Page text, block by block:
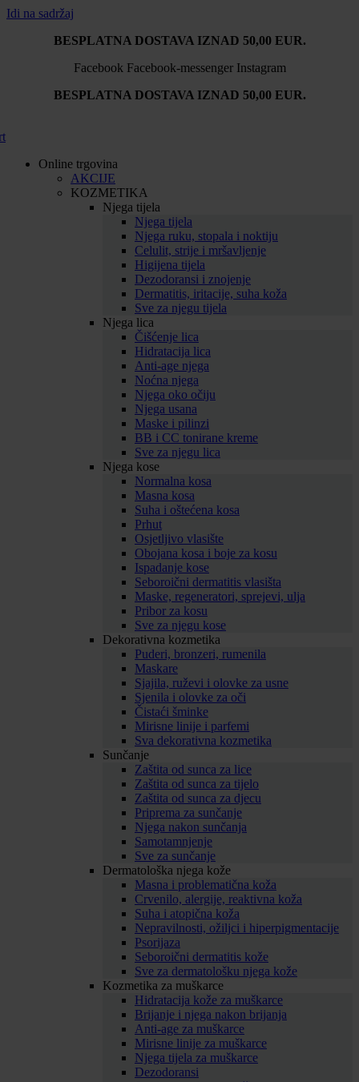
Idi na sadržaj
BESPLATNA DOSTAVA IZNAD 50,00 EUR.
Facebook Facebook-messenger Instagram
BESPLATNA DOSTAVA IZNAD 50,00 EUR.
Online trgovina
AKCIJE
KOZMETIKA
Njega tijela
Njega tijela
Njega ruku, stopala i noktiju
Celulit, strije i mršavljenje
Higijena tijela
Dezodoransi i znojenje
Dermatitis, iritacije, suha koža
Sve za njegu tijela
Njega lica
Čišćenje lica
Hidratacija lica
Anti-age njega
Noćna njega
Njega oko očiju
Njega usana
Maske i pilinzi
BB i CC tonirane kreme
Sve za njegu lica
Njega kose
Normalna kosa
Masna kosa
Suha i oštećena kosa
Prhut
Osjetljivo vlasište
Obojana kosa i boje za kosu
Ispadanje kose
Seboroični dermatitis vlasišta
Maske, regeneratori, sprejevi, ulja
Pribor za kosu
Sve za njegu kose
Dekorativna kozmetika
Puderi, bronzeri, rumenila
Maskare
Sjajila, ruževi i olovke za usne
Sjenila i olovke za oči
Čistaći šminke
Mirisne linije i parfemi
Sva dekorativna kozmetika
Sunčanje
Zaštita od sunca za lice
Zaštita od sunca za tijelo
Zaštita od sunca za djecu
Priprema za sunčanje
Njega nakon sunčanja
Samotamnjenje
Sve za sunčanje
Dermatološka njega kože
Masna i problematična koža
Crvenilo, alergije, reaktivna koža
Suha i atopična koža
Nepravilnosti, ožiljci i hiperpigmentacije
Psorijaza
Seboroični dermatitis kože
Sve za dermatološku njega kože
Kozmetika za muškarce
Hidratacija kože za muškarce
Brijanje i njega nakon brijanja
Anti-age za muškarce
Mirisne linije za muškarce
Njega tijela za muškarce
Dezodoransi